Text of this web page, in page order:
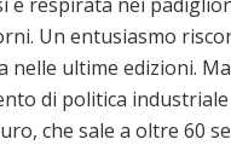
Un entusiasmo
nelle ultime edizioni.
di politica
che sale a oltre 60